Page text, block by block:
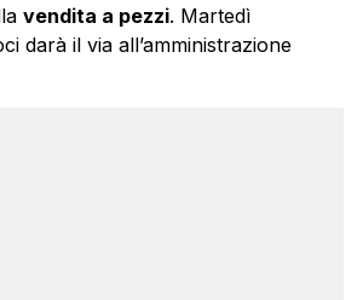
vendita a pezzi. Martedì
darà il via all’amministrazione